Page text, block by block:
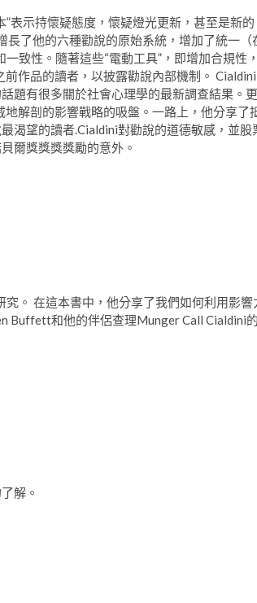
表示持懷疑態度，懷疑燈光更新，甚至是新的
長了他的六種勸說的原始系統，增加了統一（
致性。隨著這些“電動工具”，即增加合規性
作品的讀者，以披露勸說內部機制。 Cialdini
題有很多關於社會心理學的最新調查結果。更
解剖的影響戰略的吸盤。一路上，他分享了
渴望的讀者.Cialdini對勸說的道德敏感，並股
爾獎獎獎獎勵的意外。
。 在這本書中，他分享了我們如何利用影響
Buffett和他的伴侶查理Munger Call Cialdini
解。